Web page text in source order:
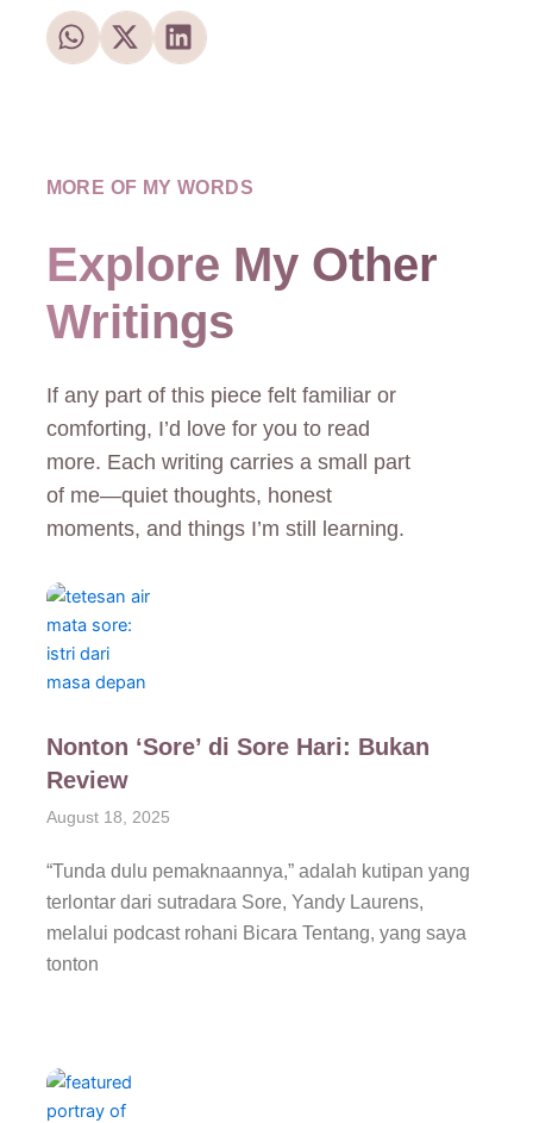
MORE OF MY WORDS
Explore My Other
Writings
If any part of this piece felt familiar or
comforting, I’d love for you to read
more. Each writing carries a small part
of me—quiet thoughts, honest
moments, and things I’m still learning.
Nonton ‘Sore’ di Sore Hari: Bukan
Review
August 18, 2025
“Tunda dulu pemaknaannya,” adalah kutipan yang
terlontar dari sutradara Sore, Yandy Laurens,
melalui podcast rohani Bicara Tentang, yang saya
tonton